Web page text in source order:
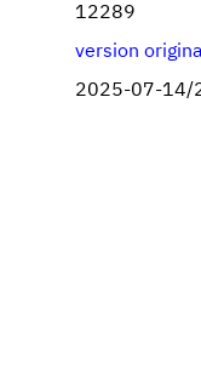
12289
version
2025-07-14/